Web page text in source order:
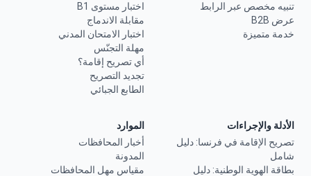
تنبيه مخصص عبر الرابط
عرض B2B
خدمة متميزة
اختبار مستوى B1
مقابلة الاندماج
اختبار الامتحان المدني
مهلة التجنّس
أي تصريح إقامة؟
تجديد التصريح
الطابع الجبائي
الأدلة والإجراءات
تصريح الإقامة في فرنسا: دليل
شامل
بطاقة الهوية الوطنية: دليل
الموارد
أخبار المحافظات
المدونة
مقياس مهل المحافظات